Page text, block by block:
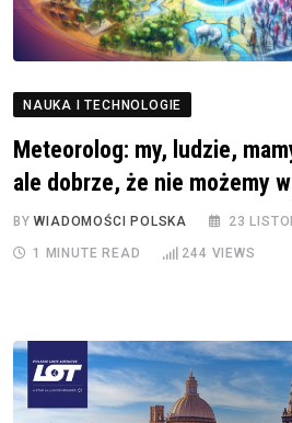
NAUKA I TECHNOLOGIE
Meteorolog: my, ludzie,
ale dobrze, że nie możemy
BYWIADOMOŚCI POLSKA 23
1 MINUTE READ 244 VIEWS